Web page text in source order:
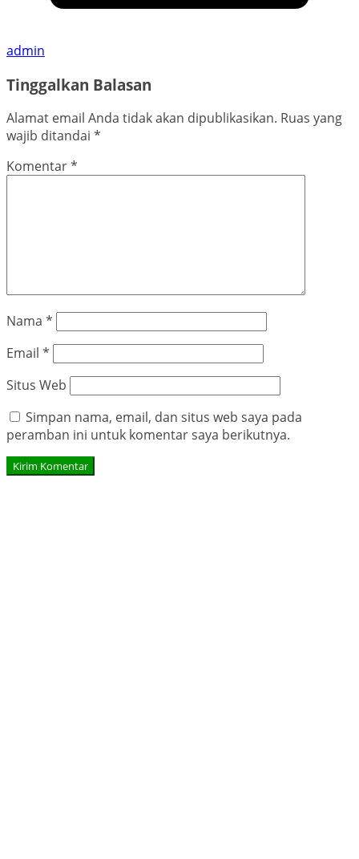
admin
Tinggalkan Balasan
Alamat email Anda tidak akan dipublikasikan. Ruas yang
wajib ditandai *
Komentar*
Nama *
Email *
Situs Web
Simpan nama, email, dan situs web saya pada
peramban ini untuk komentar saya berikutnya.